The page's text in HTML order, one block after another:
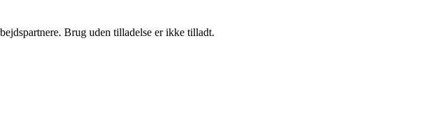
Brug uden tilladelse er ikke tilladt.